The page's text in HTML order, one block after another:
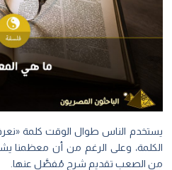
يستخدم الناس طوال الوقت كلمة
الكلمة، وعلى الرغم من أن معظمنا
من الصعب تقديم شرحٍ مُفصَّلٍ عنها.